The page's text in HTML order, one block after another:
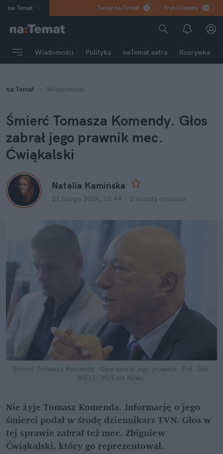
na:Temat
Poland
mama
Rozrywka
Twoje na:Temat Tryb Ciemny
Wiadomości Polityka naTemat extra Rozrywka
na:Temat Wiadomości
Śmierć Tomasza Komendy. Głos
zabrał jego prawnik mec.
Ćwiąkalski
Natalia Kamińska
21 lutego 2024, 15:44 2 minuty czytania
Śmierć Tomasza Komendy. Głos zabrał jego prawnik. Fot. Jan
BIELECKI/East News
Nie żyje Tomasz Komenda. Informację o jego
śmierci podał w środę dziennikarz TVN. Głos w
tej sprawie zabrał też mec. Zbigniew
Ćwiąkalski, który go reprezentował.